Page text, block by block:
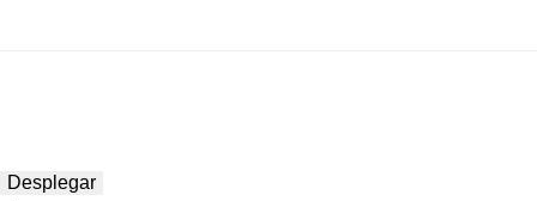
Desplegar